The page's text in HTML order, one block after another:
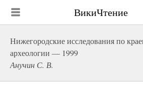
ВикиЧтение
Нижегородские исследования по
археологии — 1999
Анучин С. В.